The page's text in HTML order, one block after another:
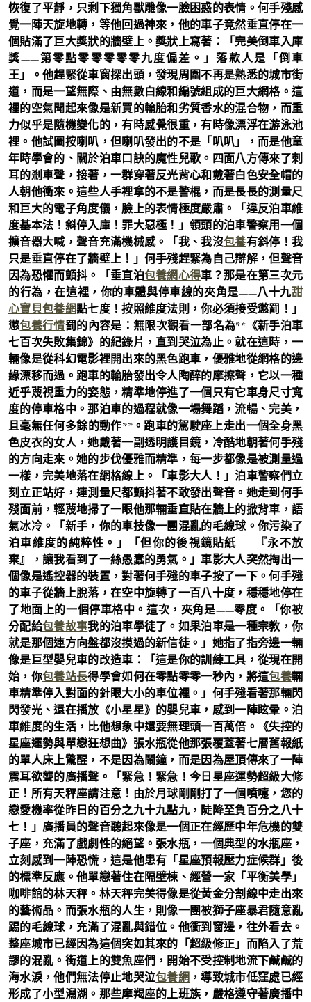
恢復了平靜，只剩下獨角獸雕像一臉困惑的表情。何手殘感
覺一陣天旋地轉，等他回過神來，他的車子竟然垂直停在一
個貼滿了巨大獎狀的牆壁上。獎狀上寫著：「完美倒車入庫
獎——第零點零零零零零九度偏差。」落款人是「倒車
王」。他趕緊從車窗探出頭，發現周圍不再是熟悉的城市街
道，而是一望無際、由無數白線和編號組成的巨大網格。這
裡的空氣聞起來像是新買的輪胎和劣質香水的混合物，而重
力似乎是隨機變化的，有時感覺很重，有時像漂浮在游泳池
裡。他試圖按喇叭，但喇叭發出的不是「叭叭」，而是他童
年時學會的、關於泊車口訣的魔性兒歌。四面八方傳來了刺
耳的剎車聲，接著，一群穿著反光背心和戴著白色安全帽的
人朝他衝來。這些人手裡拿的不是警棍，而是長長的測量尺
和巨大的電子角度儀，臉上的表情極度嚴肅。「違反泊車維
度基本法！斜停入庫！罪大惡極！」領頭的泊車警察用一個
擴音器大喊，聲音充滿機械感。「我、我沒包養有斜停！我
只是垂直停在了牆壁上！」何手殘趕緊為自己辯解，但聲音
因為恐懼而顫抖。「垂直泊包養網心得車？那是在第三次元
的行為，在這裡，你的車體與停車線的夾角是——八十九甜
心寶貝包養網點七度！按照維度法則，你必須接受懲罰！」
懲包養行情罰的內容是：無限次觀看一部名為**《新手泊車
七百次失敗集錦》的紀錄片，直到哭泣為止。就在這時，一
輛像是從科幻電影裡開出來的黑色跑車，優雅地從網格的邊
緣漂移而過。跑車的輪胎發出令人陶醉的摩擦聲，它以一種
近乎蔑視重力的姿態，精準地停進了一個只有它車身尺寸寬
度的停車格中。那泊車的過程就像一場舞蹈，流暢、完美，
且毫無任何多餘的動作**。跑車的駕駛座上走出一個全身黑
色皮衣的女人，她戴著一副透明護目鏡，冷酷地朝著何手殘
的方向走來。她的步伐優雅而精準，每一步都像是被測量過
一樣，完美地落在網格線上。「車影大人！」泊車警察們立
刻立正站好，連測量尺都顫抖著不敢發出聲音。她走到何手
殘面前，輕蔑地掃了一眼他那輛垂直貼在牆上的掀背車，語
氣冰冷。「新手，你的車技像一團混亂的毛線球。你污染了
泊車維度的純粹性。」「但你的後視鏡貼紙——『永不放
棄』，讓我看到了一絲愚蠢的勇氣。」車影大人突然掏出一
個像是遙控器的裝置，對著何手殘的車子按了一下。何手殘
的車子從牆上脫落，在空中旋轉了一百八十度，穩穩地停在
了地面上的一個停車格中。這次，夾角是——零度。「你被
分配給包養故事我的泊車學徒了。如果泊車是一種宗教，你
就是那個連方向盤都沒摸過的新信徒。」她指了指旁邊一輛
像是巨型嬰兒車的改造車：「這是你的訓練工具，從現在開
始，你包養站長得學會如何在零點零零一秒內，將這包養輛
車精準停入對面的針眼大小的車位裡。」何手殘看著那輛閃
閃發光、還在播放《小星星》的嬰兒車，感到一陣眩暈。泊
車維度的生活，比他想象中還要無理頭一百萬倍。《失控的
星座運勢與單戀狂想曲》張水瓶從他那張覆蓋著七層舊報紙
的單人床上驚醒，不是因為鬧鐘，而是因為屋頂傳來了一陣
震耳欲聾的廣播聲。「緊急！緊急！今日星座運勢超級大修
正！所有天秤座請注意！由於月球剛剛打了一個噴嚏，您的
戀愛機率從昨日的百分之九十九點九，陡降至負百分之八十
七！」廣播員的聲音聽起來像是一個正在經歷中年危機的雙
子座，充滿了戲劇性的絕望。張水瓶，一個典型的水瓶座，
立刻感到一陣恐慌，這是他患有「星座預報壓力症候群」後
的標準反應。他單戀著住在隔壁棟、經營一家「平衡美學」
咖啡館的林天秤。林天秤完美得像是從黃金分割線中走出來
的藝術品。而張水瓶的人生，則像一團被獅子座暴君隨意亂
踢的毛線球，充滿了混亂與錯位。他衝到窗邊，往外看去。
整座城市已經因為這個突如其來的「超級修正」而陷入了荒
謬的混亂。街道上的雙魚座們，開始不受控制地流下鹹鹹的
海水淚，他們無法停止地哭泣包養網 ，導致城市低窪處已經
形成了小型潟湖。那些摩羯座的上班族，嚴格遵守著廣播中